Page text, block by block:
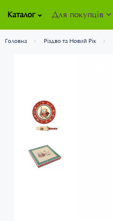
Каталог Для покупців
Головна Різдво та Новий Рік